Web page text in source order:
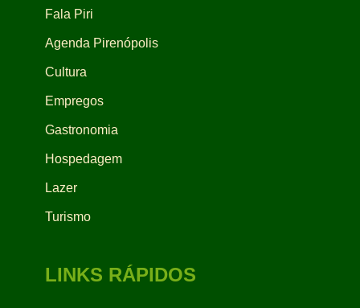
Fala Piri
Agenda Pirenópolis
Cultura
Empregos
Gastronomia
Hospedagem
Lazer
Turismo
LINKS RÁPIDOS